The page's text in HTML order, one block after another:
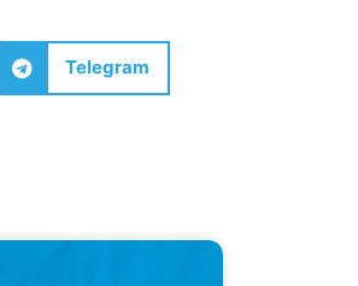
Telegram